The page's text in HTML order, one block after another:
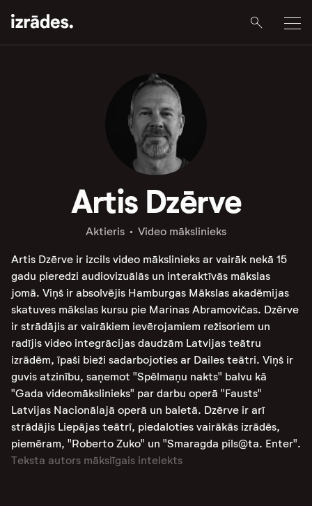
Artis Dzērve
Aktieris Video mākslinieks
Artis Dzērve ir izcils video mākslinieks ar vairāk nekā 15
gadu pieredzi audiovizuālās un interaktīvās mākslas
jomā. Viņš ir absolvējis Hamburgas Mākslas akadēmijas
skatuves mākslas kursu pie Marinas Abramovičas. Dzērve
ir strādājis ar vairākiem ievērojamiem režisoriem un
radījis video integrācijas daudzām Latvijas teātru
izrādēm, īpaši bieži sadarbojoties ar Dailes teātri. Viņš ir
guvis atzinību, saņemot "Spēlmaņu nakts" balvu kā
"Gada videomākslinieks" par darbu operā "Fausts"
Latvijas Nacionālajā operā un baletā. Dzērve ir arī
strādājis Liepājas teātrī, piedaloties vairākās izrādēs,
piemēram, "Roberto Zuko" un "Smaragda pils@ta. Enter".
Teksta autors mākslīgais intelekts